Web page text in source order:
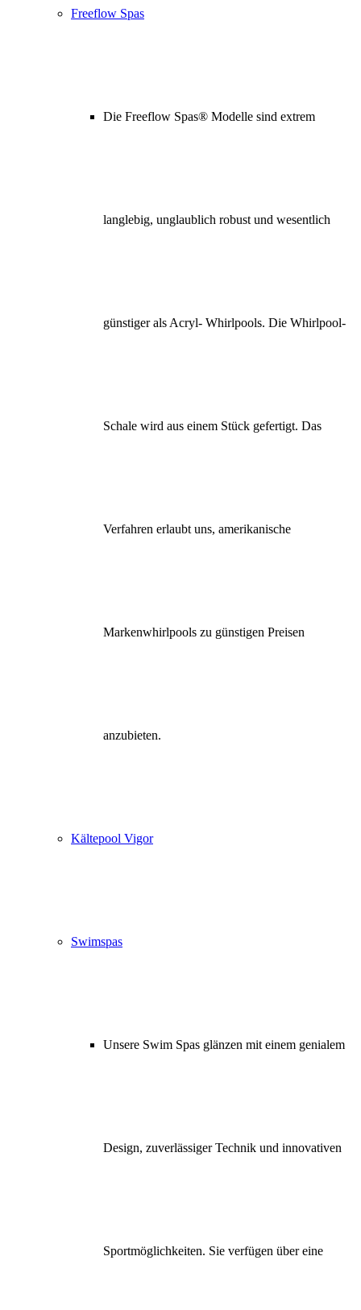
Freeflow Spas
Die Freeflow Spas® Modelle sind extrem
langlebig, unglaublich robust und wesentlich
günstiger als Acryl- Whirlpools. Die Whirlpool-
Schale wird aus einem Stück gefertigt. Das
Verfahren erlaubt uns, amerikanische
Markenwhirlpools zu günstigen Preisen
anzubieten.
Kältepool Vigor
Swimspas
Unsere Swim Spas glänzen mit einem genialem
Design, zuverlässiger Technik und innovativen
Sportmöglichkeiten. Sie verfügen über eine